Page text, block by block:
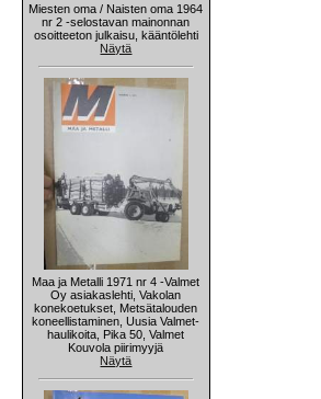
Miesten oma / Naisten oma 1964
nr 2 -selostavan mainonnan
osoitteeton julkaisu, kääntölehti
Näytä
Maa ja Metalli 1971 nr 4 -Valmet
Oy asiakaslehti, Vakolan
konekoetukset, Metsätalouden
koneellistaminen, Uusia Valmet-
haulikoita, Pika 50, Valmet
Kouvola piirimyyjä
Näytä